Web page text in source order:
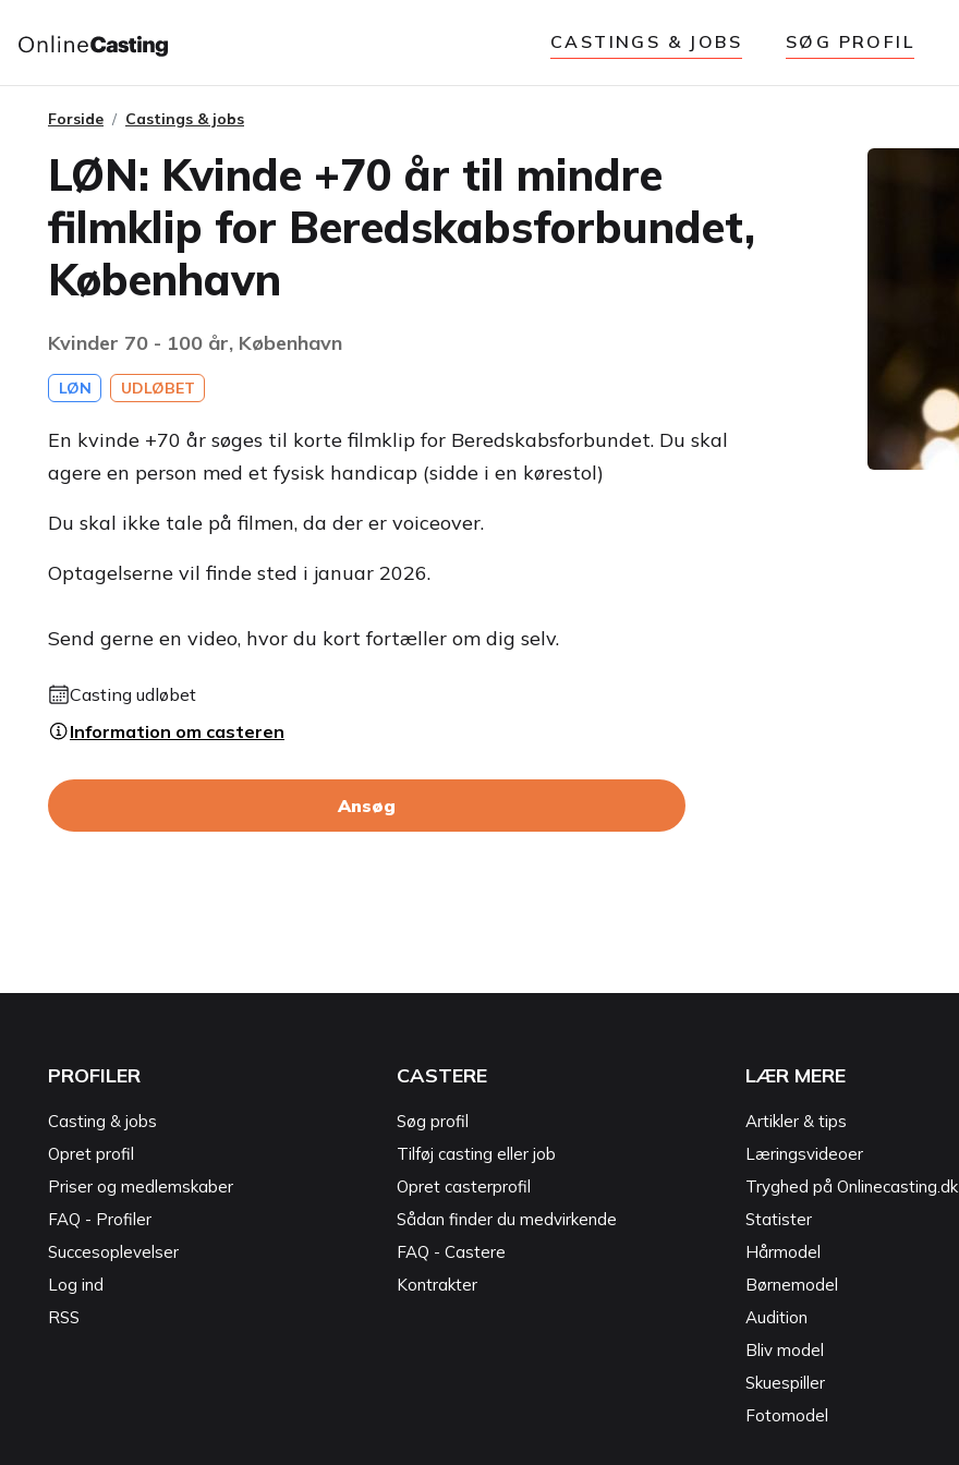
CASTINGS & JOBS SØG PROFIL
Forside Castings & jobs
LØN: Kvinde +70 år til mindre
filmklip for Beredskabsforbundet,
København
Kvinder 70 - 100 år, København
LØN UDLØBET
En kvinde +70 år søges til korte filmklip for Beredskabsforbundet. Du skal
agere en person med et fysisk handicap (sidde i en kørestol)
Du skal ikke tale på filmen, da der er voiceover.
Optagelserne vil finde sted i januar 2026.
Send gerne en video, hvor du kort fortæller om dig selv.
Casting udløbet
Information om casteren
Ansøg
PROFILER
Casting & jobs
Opret profil
Priser og medlemskaber
FAQ - Profiler
Succesoplevelser
Log ind
RSS
CASTERE
Søg profil
Tilføj casting eller job
Opret casterprofil
Sådan finder du medvirkende
FAQ - Castere
Kontrakter
LÆR MERE
Artikler & tips
Læringsvideoer
Tryghed på Onlinecasting.dk
Statister
Hårmodel
Børnemodel
Audition
Bliv model
Skuespiller
Fotomodel